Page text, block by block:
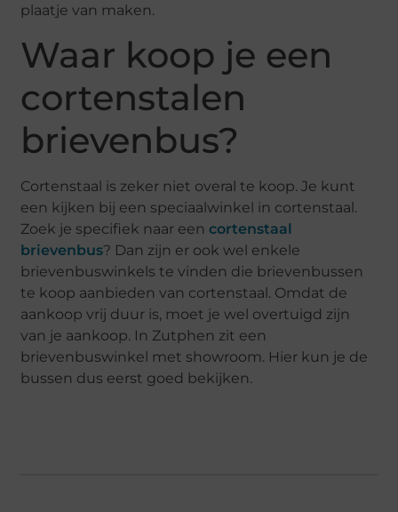
plaatje van maken.
Waar koop je een
cortenstalen
brievenbus?
Cortenstaal is zeker niet overal te koop. Je kunt
een kijken bij een speciaalwinkel in cortenstaal.
Zoek je specifiek naar eencortenstaal
brievenbus? Dan zijn er ook wel enkele
brievenbuswinkels te vinden die brievenbussen
te koop aanbieden van cortenstaal. Omdat de
aankoop vrij duur is, moet je wel overtuigd zijn
van je aankoop. In Zutphen zit een
brievenbuswinkel met showroom. Hier kun je de
bussen dus eerst goed bekijken.